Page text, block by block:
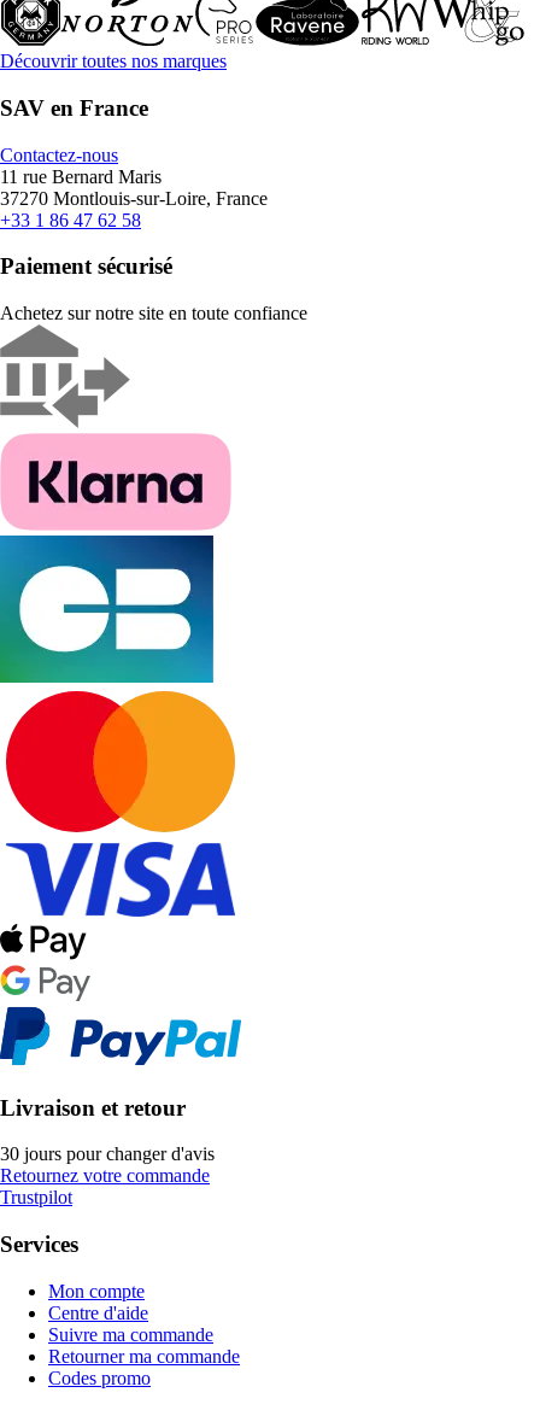
Découvrir toutes nos marques
SAV en France
Contactez-nous
11 rue Bernard Maris
37270 Montlouis-sur-Loire, France
+33 1 86 47 62 58
Paiement sécurisé
Achetez sur notre site en toute confiance
Livraison et retour
30 jours pour changer d'avis
Retournez votre commande
Trustpilot
Services
Mon compte
Centre d'aide
Suivre ma commande
Retourner ma commande
Codes promo